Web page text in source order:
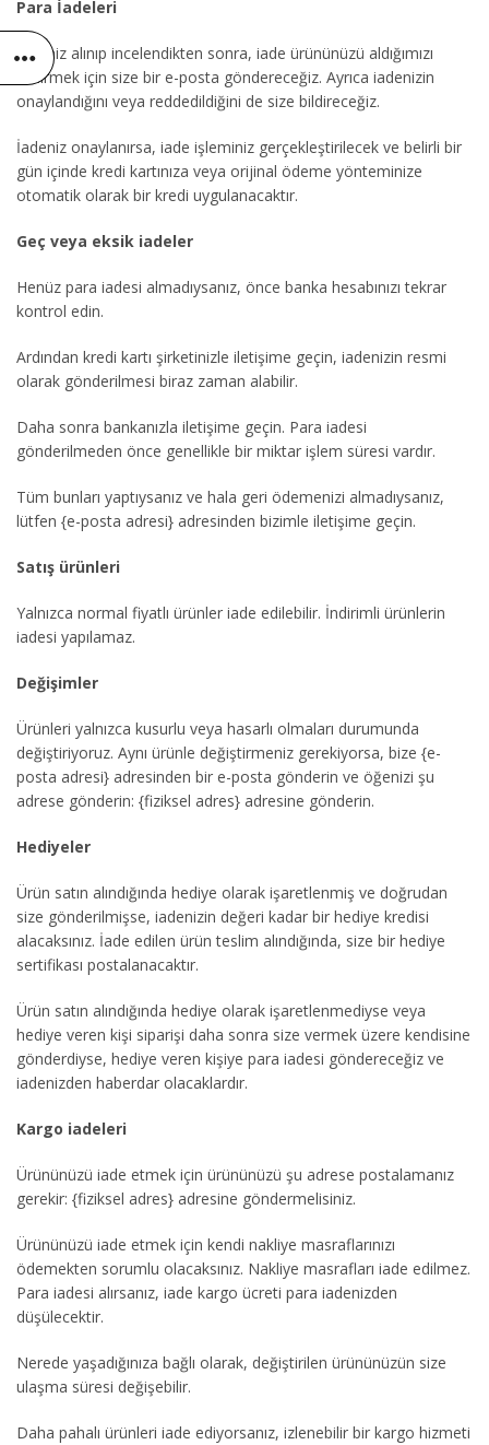
Para İadeleri
İadeniz alınıp incelendikten sonra, iade ürününüzü aldığımızı
bildirmek için size bir e-posta göndereceğiz. Ayrıca iadenizin
onaylandığını veya reddedildiğini de size bildireceğiz.
İadeniz onaylanırsa, iade işleminiz gerçekleştirilecek ve belirli bir
gün içinde kredi kartınıza veya orijinal ödeme yönteminize
otomatik olarak bir kredi uygulanacaktır.
Geç veya eksik iadeler
Henüz para iadesi almadıysanız, önce banka hesabınızı tekrar
kontrol edin.
Ardından kredi kartı şirketinizle iletişime geçin, iadenizin resmi
olarak gönderilmesi biraz zaman alabilir.
Daha sonra bankanızla iletişime geçin. Para iadesi
gönderilmeden önce genellikle bir miktar işlem süresi vardır.
Tüm bunları yaptıysanız ve hala geri ödemenizi almadıysanız,
lütfen {e-posta adresi} adresinden bizimle iletişime geçin.
Satış ürünleri
Yalnızca normal fiyatlı ürünler iade edilebilir. İndirimli ürünlerin
iadesi yapılamaz.
Değişimler
Ürünleri yalnızca kusurlu veya hasarlı olmaları durumunda
değiştiriyoruz. Aynı ürünle değiştirmeniz gerekiyorsa, bize {e-
posta adresi} adresinden bir e-posta gönderin ve öğenizi şu
adrese gönderin: {fiziksel adres} adresine gönderin.
Hediyeler
Ürün satın alındığında hediye olarak işaretlenmiş ve doğrudan
size gönderilmişse, iadenizin değeri kadar bir hediye kredisi
alacaksınız. İade edilen ürün teslim alındığında, size bir hediye
sertifikası postalanacaktır.
Ürün satın alındığında hediye olarak işaretlenmediyse veya
hediye veren kişi siparişi daha sonra size vermek üzere kendisine
gönderdiyse, hediye veren kişiye para iadesi göndereceğiz ve
iadenizden haberdar olacaklardır.
Kargo iadeleri
Ürününüzü iade etmek için ürününüzü şu adrese postalamanız
gerekir: {fiziksel adres} adresine göndermelisiniz.
Ürününüzü iade etmek için kendi nakliye masraflarınızı
ödemekten sorumlu olacaksınız. Nakliye masrafları iade edilmez.
Para iadesi alırsanız, iade kargo ücreti para iadenizden
düşülecektir.
Nerede yaşadığınıza bağlı olarak, değiştirilen ürününüzün size
ulaşma süresi değişebilir.
Daha pahalı ürünleri iade ediyorsanız, izlenebilir bir kargo hizmeti